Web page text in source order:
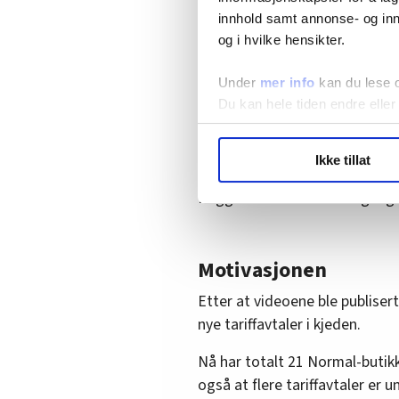
innhold samt annonse- og
og i hvilke hensikter.
Under mer info kan du lese
Du kan hele tiden endre
hvordan våre nettsider blir
annonsering. Disse er angitt
Ikke tillat
kroner i timen. 💰Men
svaret! Hvilket yrke bør
♬ original sound -
Den første videoen har blitt
videoen har fått 436.500
Begge har blitt likt 6900
Motivasjonen
Etter at videoene ble
nye tariffavtaler i kjeden.
Nå har totalt 21 Normal-
også at flere tariffavtaler er